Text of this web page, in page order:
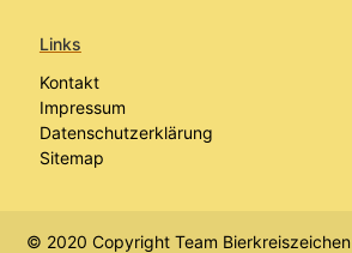
Links
Kontakt
Impressum
Datenschutzerklärung
Sitemap
© 2020 Copyright Team Bierkreiszeichen